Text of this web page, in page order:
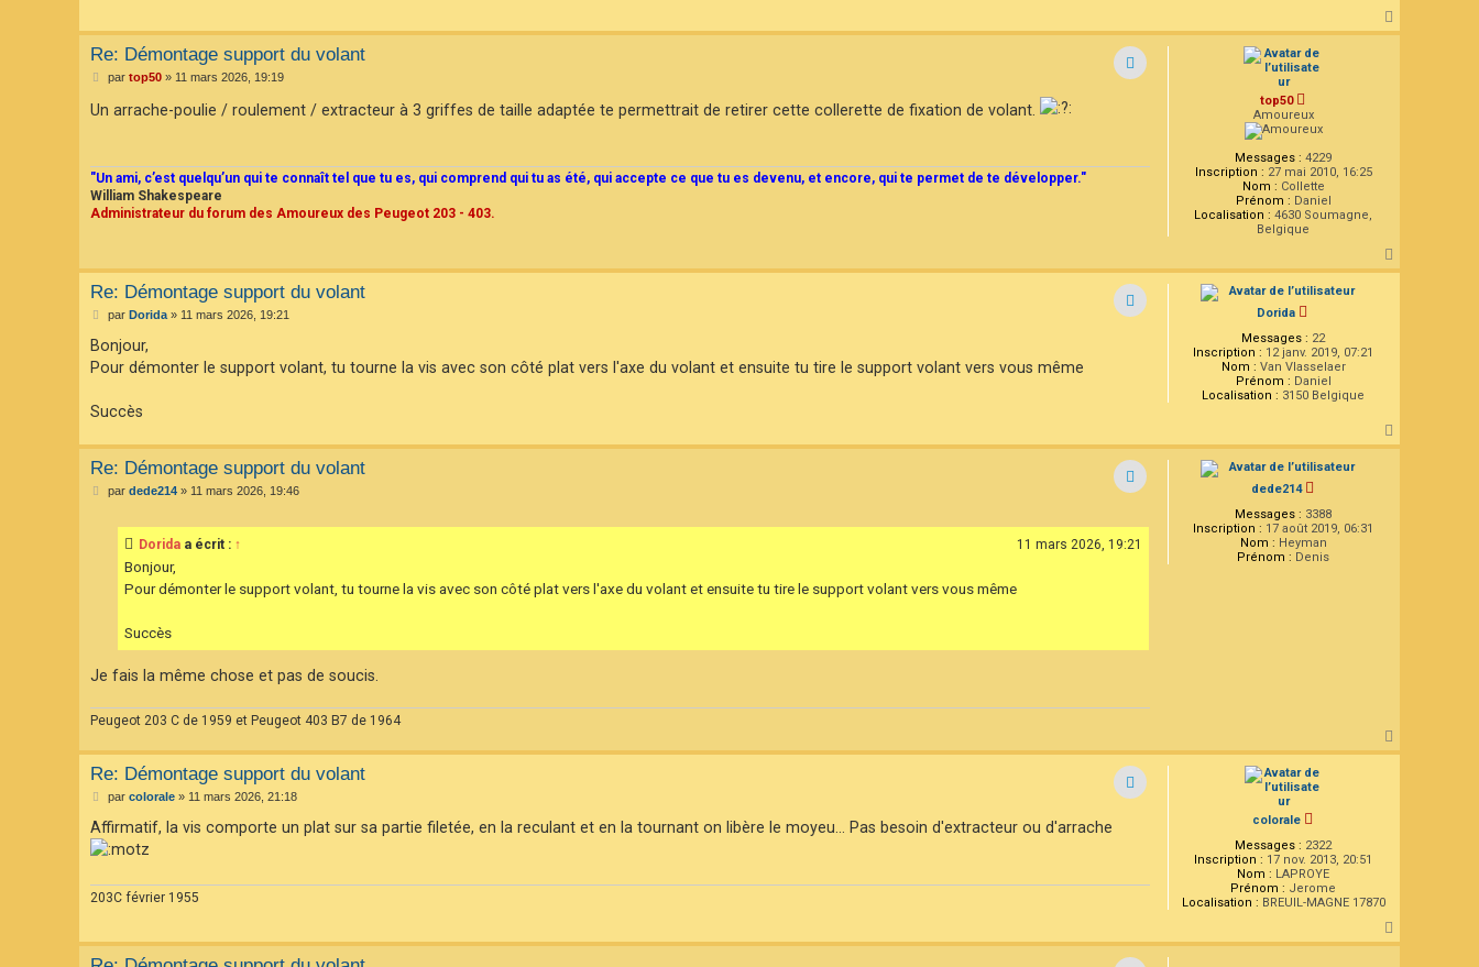
a
top50
Amoureux
Messages : 4229
Inscription : 27 mai 2010, 16:25
Nom : Collette
Prénom : Daniel
Localisation : 4630 Soumagne,
Belgique
Re: Démontage support du volant
M
s
s
par top50» 11 mars 2026, 19:19
Un arrache-poulie / roulement / extracteur à 3 griffes de taille adaptée te permettrait de retirer cette collerette de fixation de volant.
"Un ami, c’est quelqu’un qui te connaît tel que tu es, qui comprend qui tu as été, qui accepte ce que tu es devenu, et encore, qui te permet de te développer."
William Shakespeare
Administrateur du forum des Amoureux des Peugeot 203 - 403.
a
Dorida
Messages : 22
Inscription : 12 janv. 2019, 07:21
Nom : Van Vlasselaer
Prénom : Daniel
Localisation : 3150 Belgique
Re: Démontage support du volant
M
s
a
par Dorida» 11 mars 2026, 19:21
Bonjour,
Pour démonter le support volant, tu tourne la vis avec son côté plat vers l'axe du volant et ensuite tu tire le support volant vers vous même
Succès
a
dede214
Messages : 3388
Inscription : 17 août 2019, 06:31
Nom : Heyman
Prénom : Denis
Re: Démontage support du volant
M
par dede214» 11 mars 2026, 19:46
Dorida a écrit : ↑ 11 mars 2026, 19:21
Bonjour,
Pour démonter le support volant, tu tourne la vis avec son côté plat vers l'axe du volant et ensuite tu tire le support volant vers vous même
Succès
Je fais la même chose et pas de soucis.
Peugeot 203 C de 1959 et Peugeot 403 B7 de 1964
a
colorale
Messages : 2322
Inscription : 17 nov. 2013, 20:51
Nom : LAPROYE
Prénom : Jerome
Localisation : BREUIL-MAGNE 17870
Re: Démontage support du volant
M
s
s
a
par colorale» 11 mars 2026, 21:18
Affirmatif, la vis comporte un plat sur sa partie filetée, en la reculant et en la tournant on libère le moyeu... Pas besoin d'extracteur ou d'arrache
203C février 1955
a